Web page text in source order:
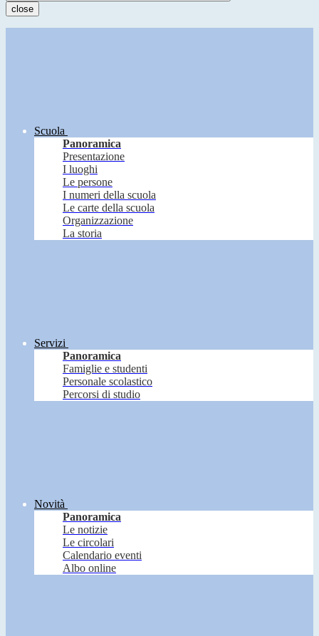
close
Scuola
Panoramica
Presentazione
I luoghi
Le persone
I numeri della scuola
Le carte della scuola
Organizzazione
La storia
Servizi
Panoramica
Famiglie e studenti
Personale scolastico
Percorsi di studio
Novità
Panoramica
Le notizie
Le circolari
Calendario eventi
Albo online